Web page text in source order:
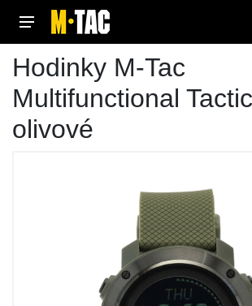
Hodinky M-Tac
Multifunctional
olivové